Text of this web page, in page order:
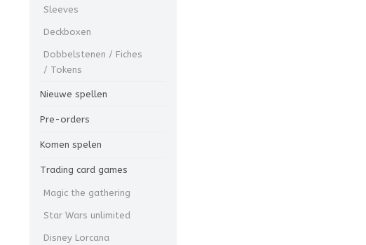
Sleeves
Deckboxen
Dobbelstenen / Fiches
/ Tokens
Nieuwe spellen
Pre-orders
Komen spelen
Trading card games
Magic the gathering
Star Wars unlimited
Disney Lorcana